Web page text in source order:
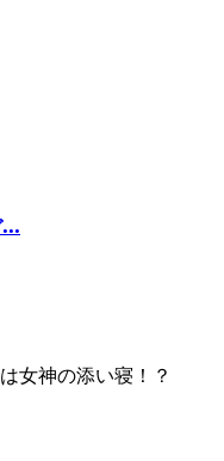
女神の添い寝！？